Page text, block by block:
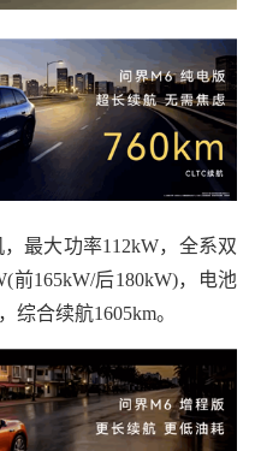
最大功率112kW，全系双
前165kW/后180kW)，电池
综合续航1605km。